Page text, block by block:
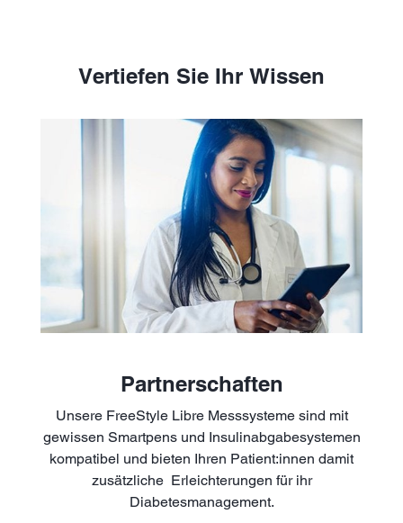
Vertiefen Sie Ihr Wissen
Partnerschaften
Unsere FreeStyle Libre Messsysteme sind mit
gewissen Smartpens und Insulinabgabesystemen
kompatibel und bieten Ihren Patient:innen damit
zusätzliche Erleichterungen für ihr
Diabetesmanagement.